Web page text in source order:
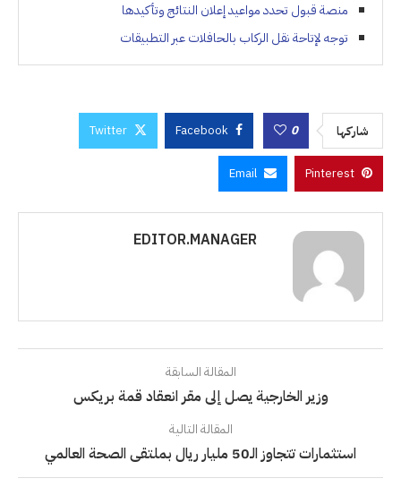
منصة قبول تحدد مواعيد إعلان النتائج وتأكيدها
توجه لإتاحة نقل الركاب بالحافلات عبر التطبيقات
شاركها 0
Facebook
Twitter
Pinterest
Email
EDITOR.MANAGER
المقالة السابقة
وزير الخارجية يصل إلى مقر انعقاد قمة بريكس
المقالة التالية
استثمارات تتجاوز الـ50 مليار ريال بملتقى الصحة العالمي